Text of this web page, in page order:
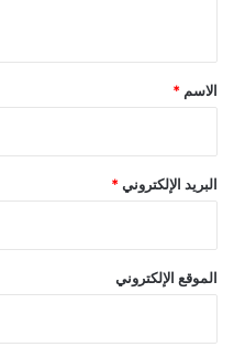
*
الاسم *
البريد الإلكتروني *
الموقع الإلكتروني